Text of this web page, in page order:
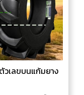
วเลขบนแก้มยาง